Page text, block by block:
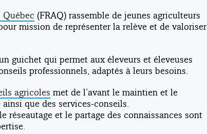
(FRAQ) rassemble de jeunes agriculteurs
mission de représenter la relève et de valoriser
guichet qui permet aux éleveurs et éleveuses
professionnels, adaptés à leurs besoins.
agricoles met de l’avant le maintien et le
que des services-conseils.
réseautage et le partage des connaissances sont